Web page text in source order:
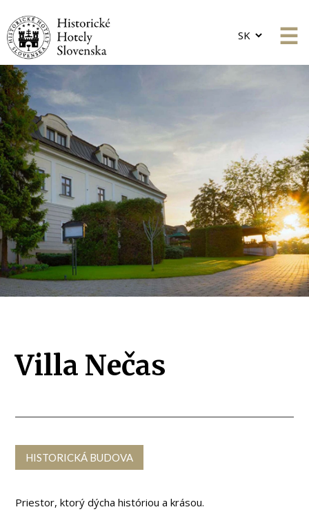
Choose
Villa Nečas
HISTORICKÁ BUDOVA
Priestor, ktorý dýcha históriou a krásou.